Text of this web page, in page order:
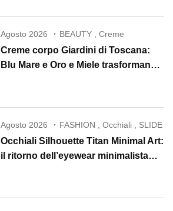
Agosto 2026 BEAUTY ,Creme
Creme corpo Giardini di Toscana:
Blu Mare e Oro e Miele trasformano
Agosto 2026 FASHION ,Occhiali SLIDE
Occhiali Silhouette Titan Minimal Art:
il ritorno dell’eyewear minimalista